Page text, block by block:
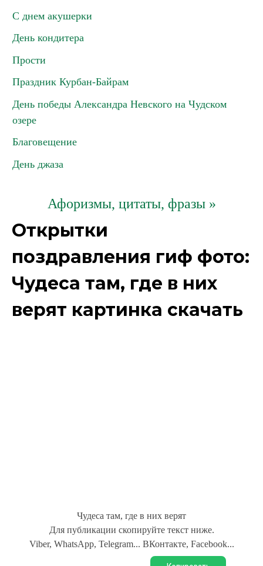
С днем акушерки
День кондитера
Прости
Праздник Курбан-Байрам
День победы Александра Невского на Чудском
озере
Благовещение
День джаза
Афоризмы, цитаты, фразы »
Открытки
поздравления гиф фото:
Чудеса там, где в них
верят картинка скачать
Чудеса там, где в них верят
Для публикации скопируйте текст ниже.
Viber, WhatsApp, Telegram... ВКонтакте, Facebook...